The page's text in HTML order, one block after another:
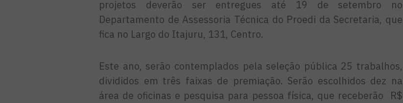
projetos deverão ser entregues até 19 de setembro no
Departamento de Assessoria Técnica do Proedi da Secretaria, que
fica no Largo do Itajuru, 131, Centro.
Este ano, serão contemplados pela seleção pública 25 trabalhos,
divididos em três faixas de premiação. Serão escolhidos dez na
área de oficinas e pesquisa para pessoa física, que receberão R$